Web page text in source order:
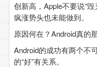
创新高，Apple不要说“
疯涨势头也未能做到。
原因何在？Android真的
Android的成功有两个不
的“好”有关系。